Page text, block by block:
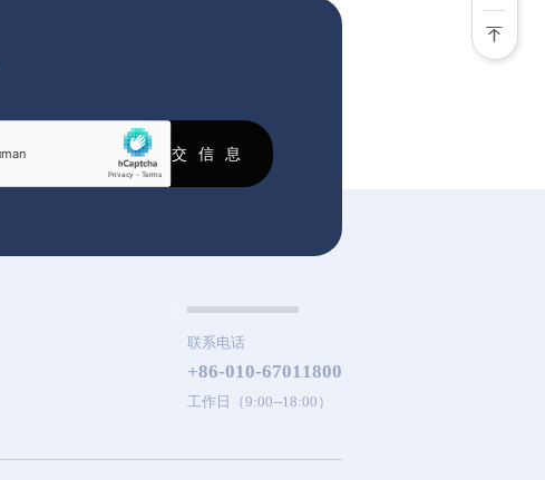
联系电话
+86-010-67011800
工作日（9:00--18:00）